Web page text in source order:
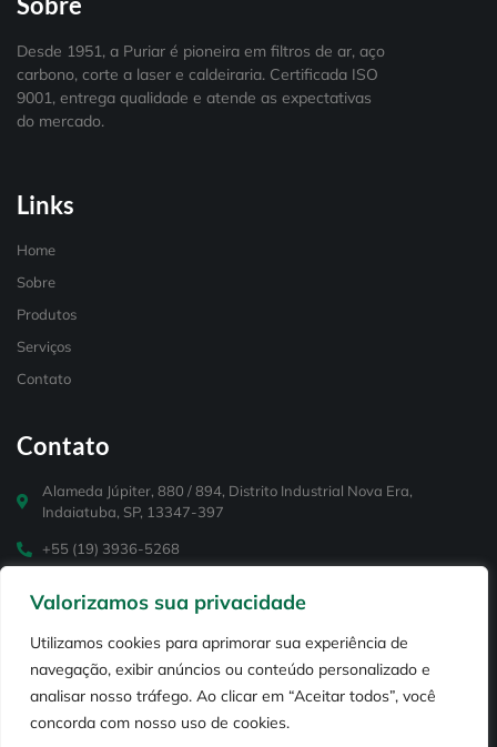
Valorizamos sua privacidade
Utilizamos cookies para aprimorar sua experiência de
navegação, exibir anúncios ou conteúdo personalizado e
analisar nosso tráfego. Ao clicar em “Aceitar todos”, você
concorda com nosso uso de cookies.
Desde 1951, a Puriar é pioneira em filtros de ar, aço
carbono, corte a laser e caldeiraria. Certificada ISO
9001, entrega qualidade e atende as expectativas
do mercado.
Links
Home
Sobre
Produtos
Serviços
Contato
Contato
Alameda Júpiter, 880 / 894, Distrito Industrial Nova Era,
Indaiatuba, SP, 13347-397
+55 (19) 3936-5268